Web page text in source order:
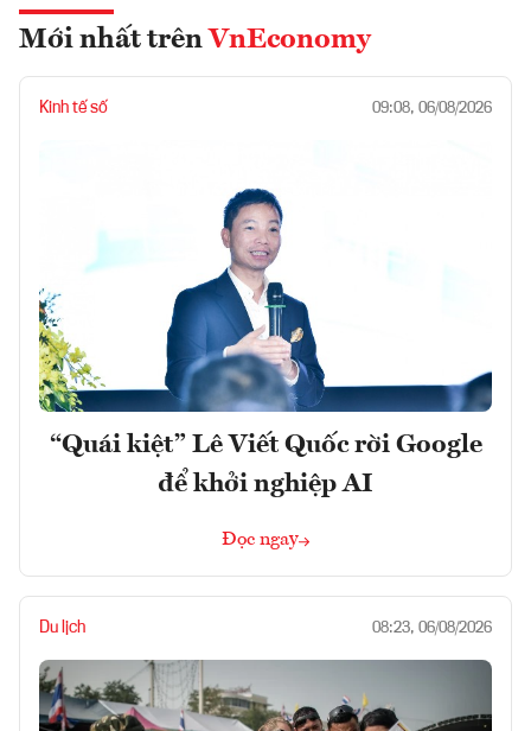
Mới nhất trên VnEconomy
Kinh tế số 09:08, 06/08/2026
“Quái kiệt” Lê Viết Quốc rời Google
để khởi nghiệp AI
Đọc ngay
Du lịch 08:23, 06/08/2026